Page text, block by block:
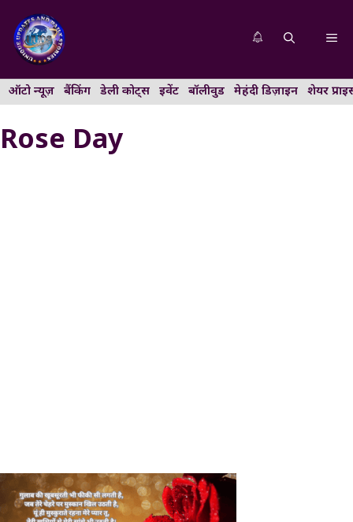
content
ऑटो न्यूज़ बैंकिंग डेली कोट्स इवेंट बॉलीवुड मेहंदी डिज़ाइन शेयर
Rose Day